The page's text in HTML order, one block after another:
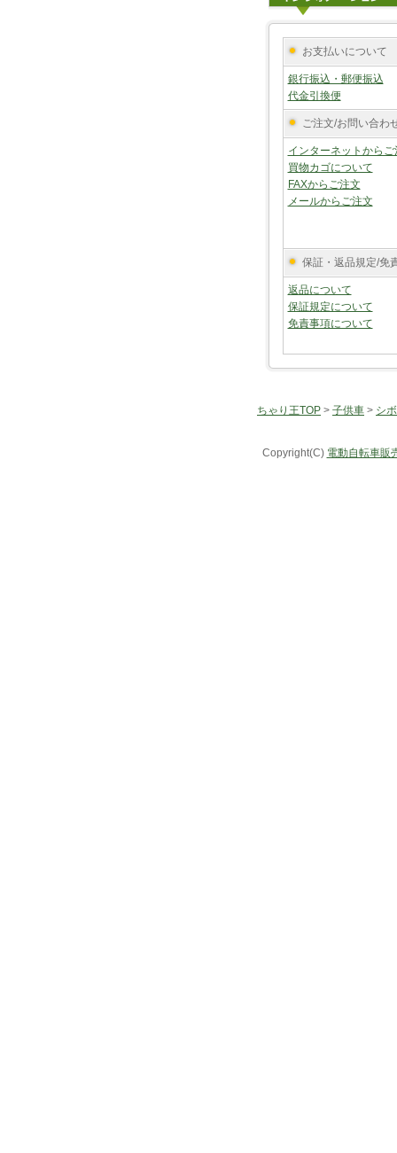
お支払いについて
銀行振込・郵便振込
代金引換便
ご注文/お問い合わ
インターネットからご
買物カゴについて
FAXからご注文
メールからご注文
保証・返品規定/免
返品について
保証規定について
免責事項について
ちゃり王TOP > 子供車 > シ
Copyright(C) 電動自転車販